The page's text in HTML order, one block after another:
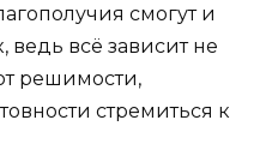
смогут и
ведь всё зависит не
решимости,
стремиться к